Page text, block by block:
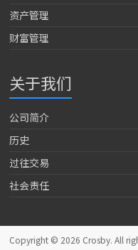
资产管理
财富管理
关于我们
公司简介
历史
过往交易
社会责任
Copyright © 2026 Crosby. All